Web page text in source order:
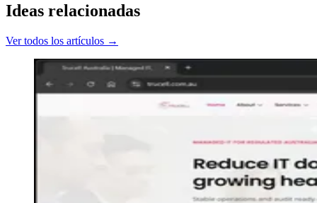
Ideas relacionadas
Ver todos los artículos →